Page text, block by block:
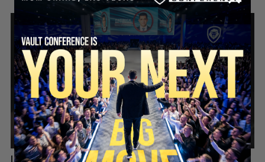
SECURE YOUR SEAT